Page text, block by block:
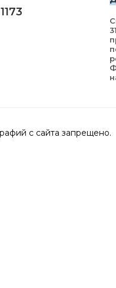
1173
с сайта запрещено.